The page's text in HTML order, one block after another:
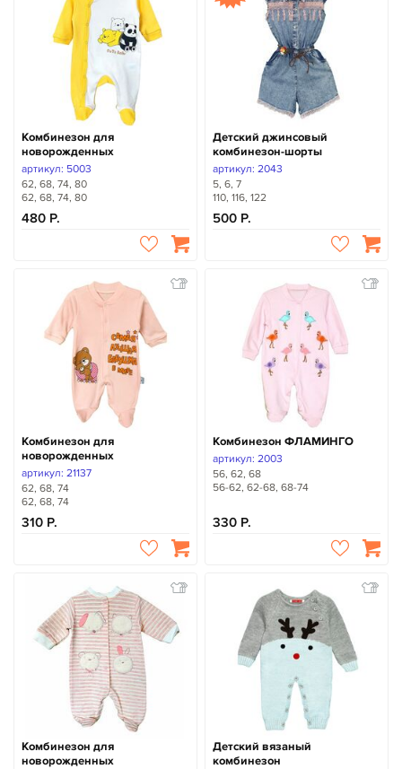
Комбинезон для
новорожденных
артикул: 5003
62, 68, 74, 80
62, 68, 74, 80
480
Детский джинсовый
комбинезон-шорты
артикул: 2043
5, 6, 7
110, 116, 122
500
Комбинезон для
новорожденных
артикул: 21137
62, 68, 74
62, 68, 74
310
Комбинезон ФЛАМИНГО
артикул: 2003
56, 62, 68
56-62, 62-68, 68-74
330
Комбинезон для
новорожденных
Детский вязаный
комбинезон